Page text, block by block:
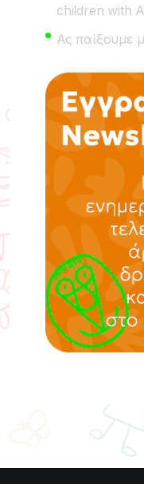
children with
Ας παίξουμε